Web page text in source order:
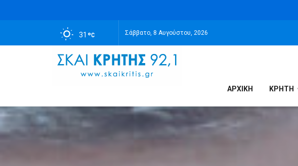
31 Σάββατο, 8 Αυγούστου, 2026
ΑΡΧΙΚΉ ΚΡΗΤΗ